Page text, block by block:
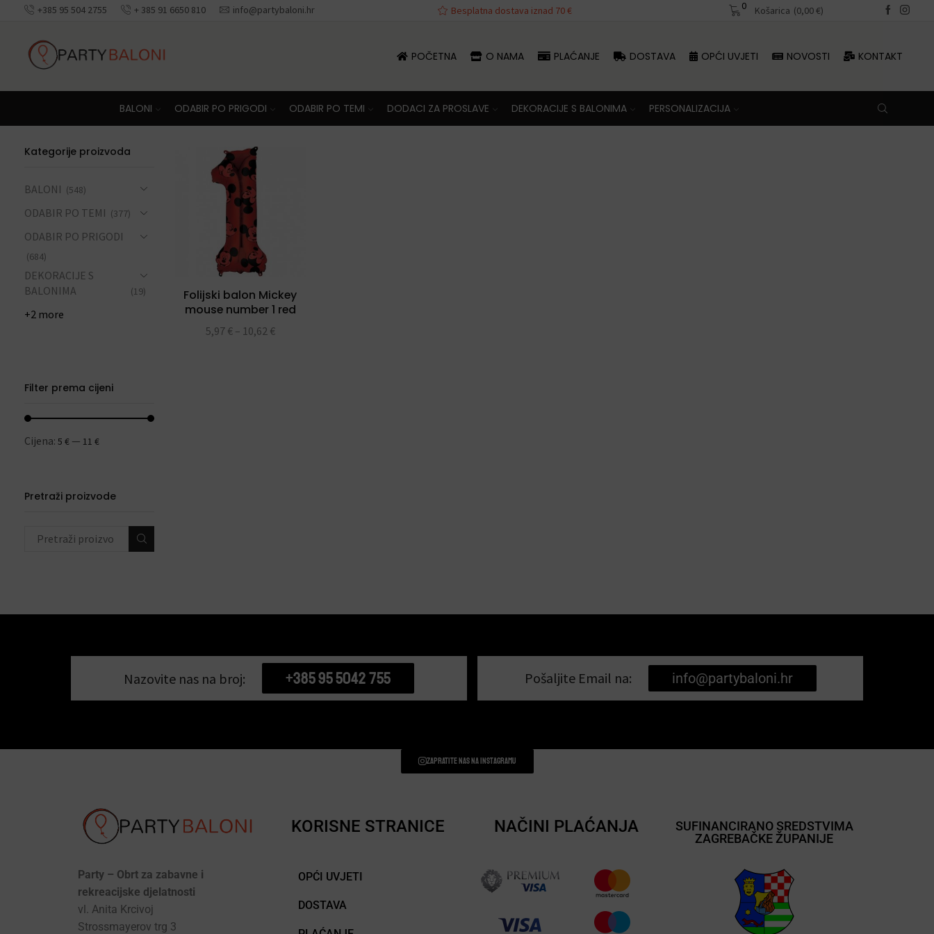
+385 95 504 2755 + 385 91 6650 810 info@partybaloni.hr
Besplatna dostava iznad 70 € Besplatna dostava iznad 70 € Besplatna dostava iznad 70 €
0 Košarica (0,00€)
POČETNA O NAMA PLAĆANJE DOSTAVA OPĆI UVJETI NOVOSTI KONTAKT
BALONI ODABIR PO PRIGODI ODABIR PO TEMI DODACI ZA PROSLAVE DEKORACIJE S BALONIMA PERSONALIZACIJA
Folijski balon Mickey
mouse number 1 red
28″
5,97 € – 10,62 €
Kategorije proizvoda
BALONI (548)
ODABIR PO TEMI (377)
ODABIR PO PRIGODI
(684)
DEKORACIJE S
BALONIMA
(19)
+2 more
Filter prema cijeni
Cijena: 5 € — 11 €
Pretraži proizvode
Nazovite nas na broj: +385 95 5042 755 Pošaljite Email na: info@partybaloni.hr
Zapratite nas na instagramu
Party – Obrt za zabavne i
rekreacijske djelatnosti
vl. Anita Krcivoj
Strossmayerov trg 3
KORISNE STRANICE
OPĆI UVJETI
DOSTAVA
NAČINI PLAĆANJA
SUFINANCIRANO SREDSTVIMA
ZAGREBAČKE ŽUPANIJE